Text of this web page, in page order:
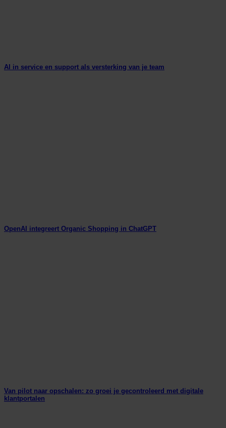
AI in service en support als versterking van je team
OpenAI integreert Organic Shopping in ChatGPT
Van pilot naar opschalen: zo groei je gecontroleerd met digitale
klantportalen